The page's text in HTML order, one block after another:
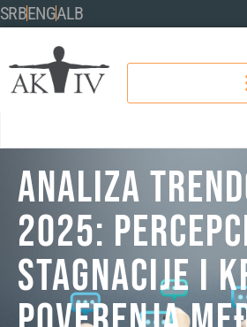
SRBENGALB
ANALIZA
2025:
STAGNACIJE I